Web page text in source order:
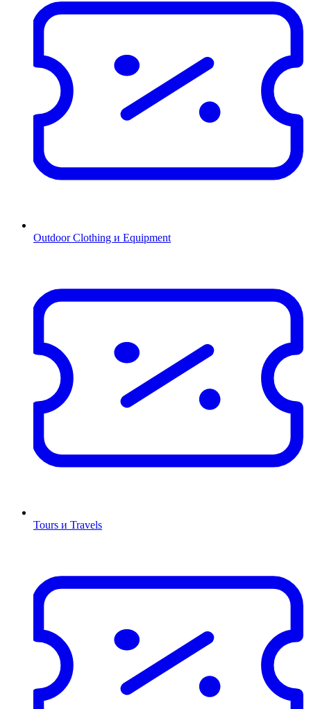
Outdoor Clothing и Equipment
Tours и Travels